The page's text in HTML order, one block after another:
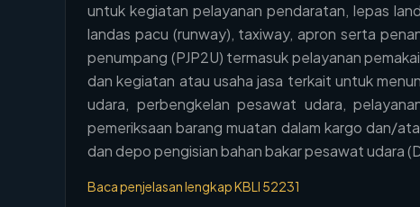
untuk kegiatan pelayanan pendaratan, lepas
landas pacu (runway), taxiway, apron serta
penumpang (PJP2U) termasuk pelayanan
dan kegiatan atau usaha jasa terkait untuk
udara, perbengkelan pesawat udara,
pemeriksaan barang muatan dalam kargo dan/
dan depo pengisian bahan bakar pesawat udara
Baca penjelasan lengkap KBLI 52231